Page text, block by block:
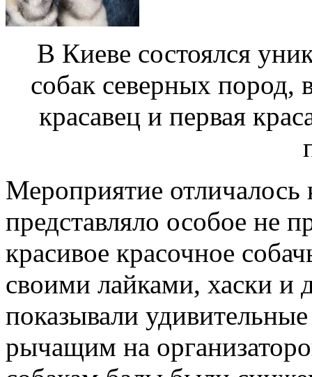
В Киеве состоялся
собак северных
красавец и первая
Мероприятие
представляло особое не
красивое красочное
своими лайками, хаски
показывали
рычащим на